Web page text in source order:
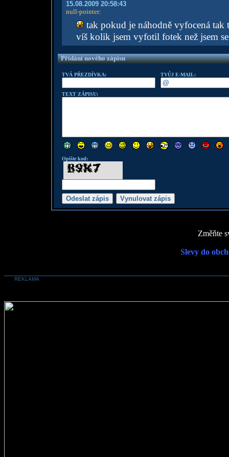
15.08.2009 20:58:43
null-pointer:
tak pokud je náhodně vyfocená tak
víš kolik jsem vyfotil fotek než jsem
Přidání nového zápisu
TVÁ PŘEZDÍVKA: TVŮJ E-MAIL:
TEXT ZÁPISU:
Opište kod:
Změňte
Slevy do
REKLAMA